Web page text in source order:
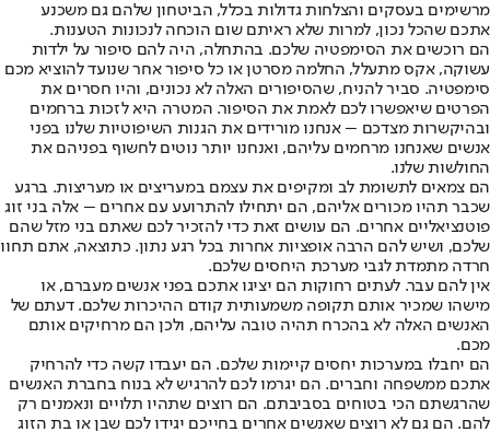
מרשימים בעסקים והצלחות גדולות בכלל, הביטחון שלהם גם משכנע
אתכם שהכל נכון, למרות שלא ראיתם שום הוכחה לנכונות הטענות.
הם רוכשים את הסימפטיה שלכם. בהתחלה, היה להם סיפור על ילדות
עשוקה, אקס מתעלל, החלמה מסרטן או כל סיפור אחר שנועד להוציא מכם
סימפטיה. סביר להניח, שהסיפורים האלה לא נכונים, והיו חסרים את
הפרטים שיאפשרו לכם לאמת את הסיפור. המטרה היא לזכות ברחמים
ובהיקשרות מצדכם – אנחנו מורידים את הגנות השיפוטיות שלנו בפני
אנשים שאנחנו מרחמים עליהם, ואנחנו יותר נוטים לחשוף בפניהם את
החולשות שלנו.
הם צמאים לתשומת לב ומקיפים את עצמם במעריצים או מעריצות. ברגע
שכבר תהיו מכורים אליהם, הם יתחילו להתרועע עם אחרים – אלה בני זוג
פוטנציאליים אחרים. הם עושים זאת כדי להזכיר לכם שאתם בני מזל שהם
שלכם, ושיש להם הרבה אופציות אחרות בכל רגע נתון. כתוצאה, אתם תחוו
חרדה מתמדת לגבי מערכת היחסים שלכם.
אין להם עבר. לעתים רחוקות הם יציגו אתכם בפני אנשים מעברם, או
מישהו שמכיר אותם תקופה משמעותית קודם ההיכרות שלכם. דעתם של
האנשים האלה לא בהכרח תהיה טובה עליהם, ולכן הם מרחיקים אותם
מכם.
הם יחבלו במערכות יחסים קיימות שלכם. הם יעבדו קשה כדי להרחיק
אתכם ממשפחה וחברים. הם יגרמו לכם להרגיש לא בנוח בחברת האנשים
שהרגשתם הכי בטוחים בסביבתם. הם רוצים שתהיו תלויים ונאמנים רק
להם. הם גם לא רוצים שאנשים אחרים בחייכם יגידו לכם שבן או בת הזוג